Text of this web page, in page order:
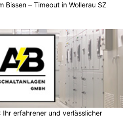
Bissen – Timeout in Wollerau SZ
Ihr erfahrener und verlässlicher